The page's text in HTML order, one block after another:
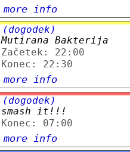
more info
(dogodek)
Mutirana Bakterija
Začetek: 22:00
Konec: 22:30
more info
(dogodek)
smash it!!!
Konec: 07:00
more info